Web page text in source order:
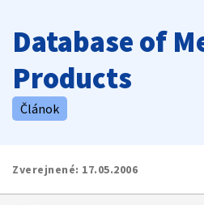
Database of
Products
Článok
Zverejnené: 17.05.2006